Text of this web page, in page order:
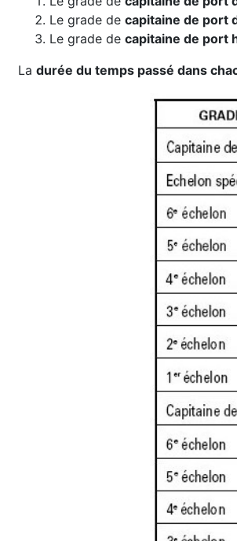
Le grade de capitaine de port
Le grade de capitaine de port
La durée du temps passé dans